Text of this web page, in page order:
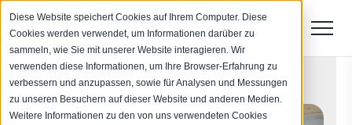
Diese Website speichert Cookies auf Ihrem Computer. Diese
Cookies werden verwendet, um Informationen darüber zu
sammeln, wie Sie mit unserer Website interagieren. Wir
verwenden diese Informationen, um Ihre Browser-Erfahrung zu
verbessern und anzupassen, sowie für Analysen und Messungen
zu unseren Besuchern auf dieser Website und anderen Medien.
Weitere Informationen zu den von uns verwendeten Cookies
Für welchen Einsatzbereich ist die Anlage
vorgesehen?